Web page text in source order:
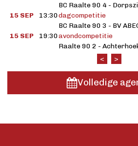
BC Raalte 90 4 -
15 SEP
13:30dagcompetitie
BC Raalte 90 3 - BV
15 SEP
19:30avondcompetitie
Raalte 90 2 -
<
>
Volledige